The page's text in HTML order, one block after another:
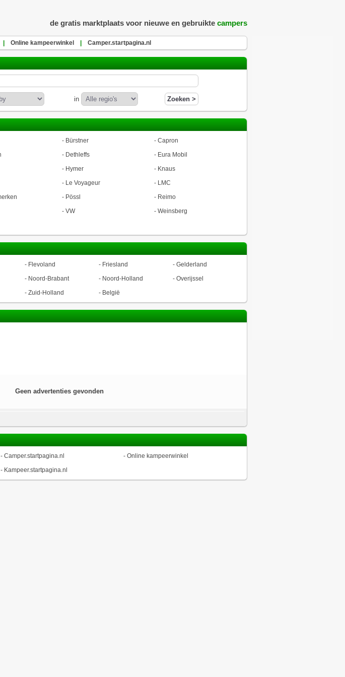
de gratis marktplaats voor nieuwe en gebruikte campers
Online kampeerwinkel Camper.startpagina.nl
in
- Bürstner - Capron
- Dethleffs - Eura Mobil
- Hymer - Knaus
- Le Voyageur - LMC
- Pössl - Reimo
- VW - Weinsberg
- Flevoland - Friesland - Gelderland
- Noord-Brabant - Noord-Holland - Overijssel
- Zuid-Holland - België
Geen advertenties gevonden
- Camper.startpagina.nl - Online kampeerwinkel
- Kampeer.startpagina.nl